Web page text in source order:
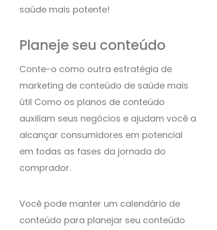
saúde mais potente!
Planeje seu conteúdo
Conte-o como outra estratégia de
marketing de conteúdo de saúde mais
útil Como os planos de conteúdo
auxiliam seus negócios e ajudam você a
alcançar consumidores em potencial
em todas as fases da jornada do
comprador.
Você pode manter um calendário de
conteúdo para planejar seu conteúdo